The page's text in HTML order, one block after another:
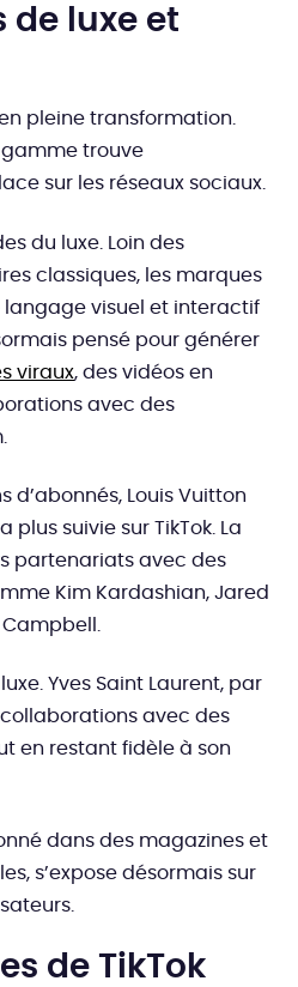
de luxe et
pleine transformation.
gamme trouve
sur les réseaux sociaux.
du luxe. Loin des
classiques, les marques
langage visuel et interactif
pensé pour générer
viraux, des vidéos en
avec des
d’abonnés, Louis Vuitton
plus suivie sur TikTok. La
partenariats avec des
Kim Kardashian, Jared
Yves Saint Laurent, par
avec des
en restant fidèle à son
dans des magazines et
s’expose désormais sur
de TikTok